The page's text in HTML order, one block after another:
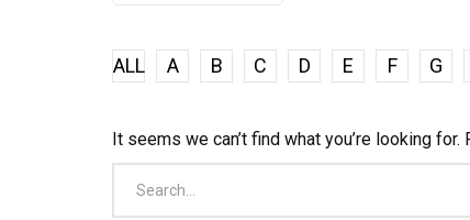
ALL A B C D E F G
It seems we can’t find what you’re looking